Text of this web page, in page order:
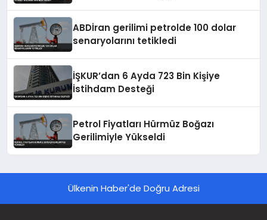
ABDİran gerilimi petrolde 100 dolar
senaryolarını tetikledi
İŞKUR’dan 6 Ayda 723 Bin Kişiye
İstihdam Desteği
Petrol Fiyatları Hürmüz Boğazı
Gerilimiyle Yükseldi
Ülkenin Haber'de Doğru Adresi